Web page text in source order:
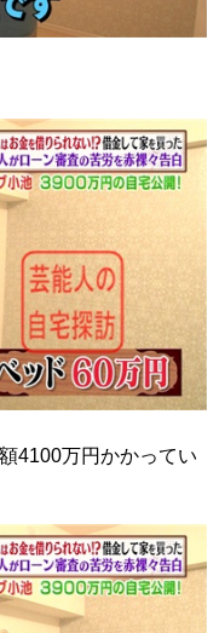
4100万円かかってい